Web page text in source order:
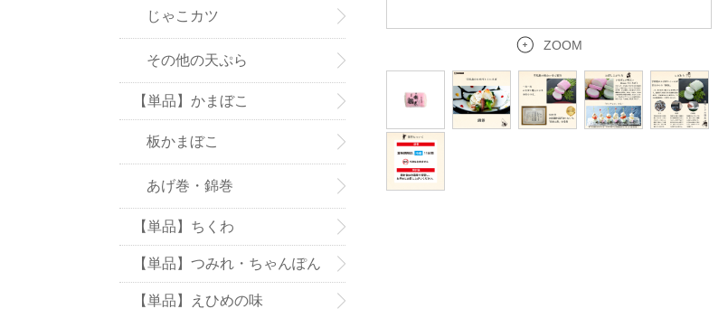
ZOOM
じゃこカツ
その他の天ぷら
【単品】かまぼこ
板かまぼこ
あげ巻・錦巻
【単品】ちくわ
【単品】つみれ・ちゃんぽん
の具
【単品】えひめの味